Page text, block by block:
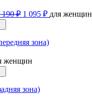
190 ₽ 1 095 ₽ для женщин
зона)
женщин
зона)